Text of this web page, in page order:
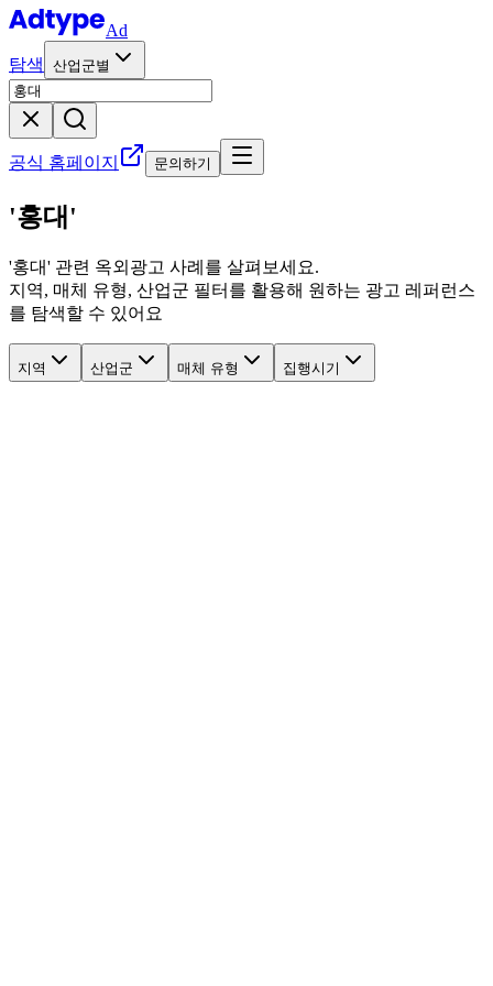
Ad
탐색
산업군별
공식 홈페이지 문의하기
'홍대'
'홍대' 관련 옥외광고 사례를 살펴보세요.
지역, 매체 유형, 산업군 필터를 활용해 원하는 광고 레퍼런스
를 탐색할 수 있어요
지역 산업군 매체 유형 집행시기